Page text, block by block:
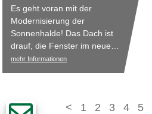
Es geht voran mit der
Modernisierung der
Sonnenhalde! Das Dach ist
drauf, die Fenster im neuen
Reiterstübli sind drin – jetzt
geht es an die Fassade und
Juni die Aussicht von der
mehr Informationen
< 1 2 3 4 5